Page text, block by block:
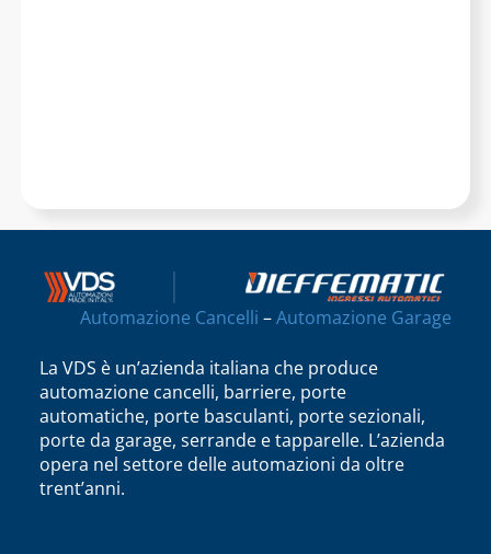
Automazione Cancelli –Automazione Garage
La VDS è un’azienda italiana che produce
automazione cancelli, barriere, porte
automatiche, porte basculanti, porte sezionali,
porte da garage, serrande e tapparelle. L’azienda
opera nel settore delle automazioni da oltre
trent’anni.